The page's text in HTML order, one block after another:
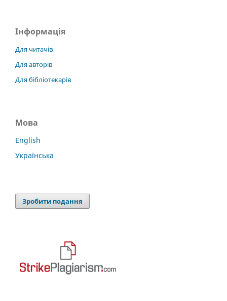
Інформація
Для читачів
Для авторів
Для бібліотекарів
Мова
English
Українська
Зробити подання